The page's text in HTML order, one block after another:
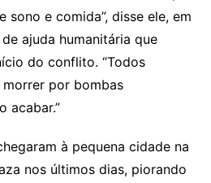
sono e comida”, disse ele, em
ajuda humanitária que
do conflito. “Todos
por bombas
acabar.”
à pequena cidade na
nos últimos dias, piorando